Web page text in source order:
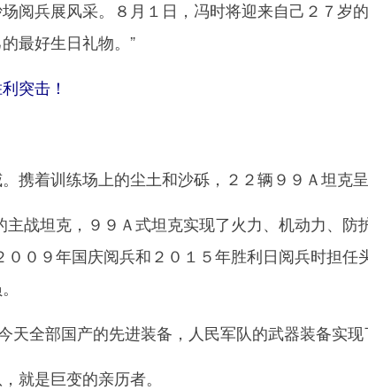
兵展风采。８月１日，冯时将迎来自己２７岁
最好生日礼物。”
突击！
着训练场上的尘土和沙砾，２２辆９９Ａ坦克呈“
战坦克，９９Ａ式坦克实现了火力、机动力、防
００９年国庆阅兵和２０１５年胜利日阅兵时担
全部国产的先进装备，人民军队的武器装备实现
是巨变的亲历者。